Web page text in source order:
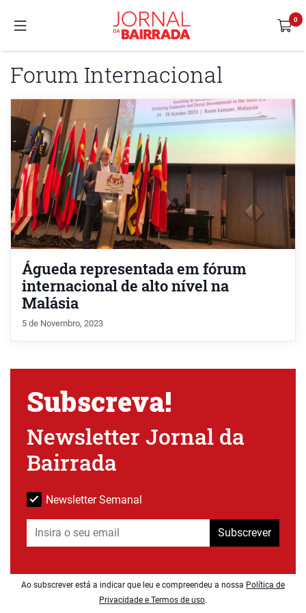
Forum Internacional
Águeda representada em fórum
internacional de alto nível na
Malásia
5 de Novembro, 2023
Subscreva!
Newsletter Jornal da
Bairrada
Newsletter Semanal
Subscrever
Ao subscrever está a indicar que leu e compreendeu a nossa Política de
Privacidade e Termos de uso.